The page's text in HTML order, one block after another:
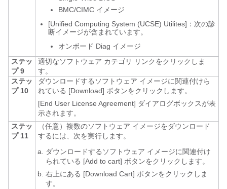
BMC/CIMC イメージ
[Unified Computing System (UCSE) Utilites]：次の診
断イメージが含まれています。
オンボード Diag イメージ
ステッ
プ 9
適切なソフトウェア カテゴリ リンクをクリックしま
す。
ステッ
プ 10
ダウンロードするソフトウェア イメージに関連付けら
れている [Download] ボタンをクリックします。
[End User License Agreement] ダイアログボックスが表
示されます。
ステッ
プ 11
（任意）複数のソフトウェア イメージをダウンロード
するには、次を実行します。
ダウンロードするソフトウェア イメージに関連付け
られている [Add to cart] ボタンをクリックします。
右上にある [Download Cart] ボタンをクリックしま
す。